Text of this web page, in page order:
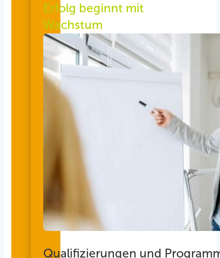
Erfolg beginnt mit
Wachstum
Qualifizierungen und